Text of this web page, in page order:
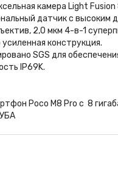
камера Light
датчик с высоким
2,0 мкм 4-в-1
конструкция.
SGS для
IP69K.
Poco M8 Pro c 8